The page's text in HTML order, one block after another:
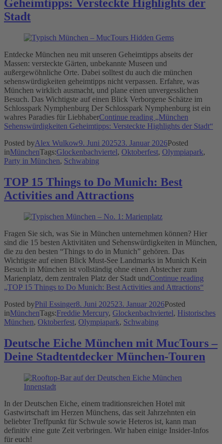
Geheimtipps: Versteckte Highlights der
Stadt
Entdecke München neu mit unseren Geheimtipps abseits der
Massen: versteckte Gärten, unbekannte Museen und
außergewöhnliche Orte. Dabei solltest du auch die münchen
sehenswürdigkeiten geheimtipps nicht verpassen. Erfahre, was
München wirklich ausmacht, und plane einen unvergesslichen
Besuch. Das Wichtigste auf einen Blick Verborgene Schätze im
Schlosspark Nymphenburg Der Schlosspark Nymphenburg ist ein
wahres Paradies für LiebhaberContinue reading „München
Sehenswürdigkeiten Geheimtipps: Versteckte Highlights der Stadt“
Posted byAlex Wulkow9. Juni 202523. Januar 2026Posted
inMünchenTags:Glockenbachviertel, Oktoberfest, Olympiapark,
Party in München, Schwabing
TOP 15 Things to Do Munich: Best
Activities and Attractions
Fragen Sie sich, was Sie in München unternehmen können? Hier
sind die 15 besten Aktivitäten und Sehenswürdigkeiten in München,
die zu den besten “Things to do in Munich” gehören. Das
Wichtigste auf einen Blick Must-See Landmarks in Munich Kein
Besuch in München ist vollständig ohne einen Abstecher zum
Marienplatz, dem zentralen Platz der Stadt undContinue reading
„TOP 15 Things to Do Munich: Best Activities and Attractions“
Posted byPhil Essinger8. Juni 202523. Januar 2026Posted
inMünchenTags:Freddie Mercury, Glockenbachviertel, Historisches
München, Oktoberfest, Olympiapark, Schwabing
Deutsche Eiche München mit MucTours –
Deine Stadtentdecker München-Touren
In der Deutschen Eiche, einem traditionsreichen Hotel mit
Gastwirtschaft im Herzen Münchens, das seit Jahrzehnten ein
beliebter Treffpunkt für Schwule sowie Heteros ist, kann man
definitiv eine gute Zeit verbringen. Wir haben einige Insider-Infos
für euch!